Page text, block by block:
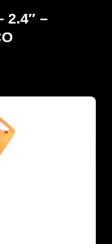
2.4″ –